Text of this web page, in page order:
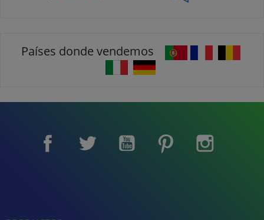
Países donde vendemos
Facebook Twitter YouTube Pinterest